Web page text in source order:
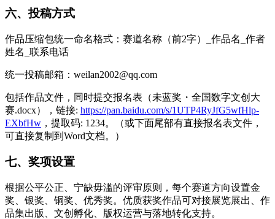
六、投稿方式
作品压缩包统一命名格式：赛道名称（前2字）_作品名_作者
姓名_联系电话
统一投稿邮箱：weilan2002@qq.com
包括作品文件，同时提交报名表（未蓝奖・全国数字文创大
赛.docx），链接: https://pan.baidu.com/s/1UTP4RyJfG5wfHlp-
EXbfHw ，提取码: 1234。（或下面尾部有直接报名表文件，
可直接复制到Word文档。）
七、奖项设置
根据公平公正、宁缺毋滥的评审原则，每个赛道方向设置金
奖、银奖、铜奖、优秀奖。优质获奖作品可对接展览展出、作
品集出版、文创孵化、版权运营与落地转化支持。